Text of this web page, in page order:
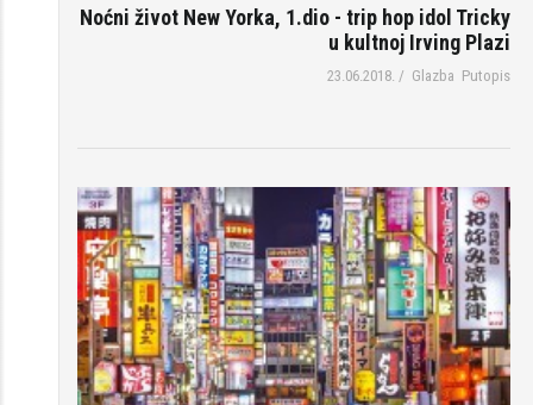
Noćni život New Yorka, 1.dio - trip hop idol Tricky
u kultnoj Irving Plazi
23.06.2018. / Glazba Putopis